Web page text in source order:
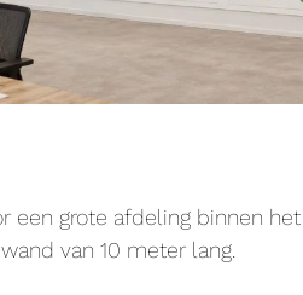
een grote afdeling binnen
van 10 meter lang.